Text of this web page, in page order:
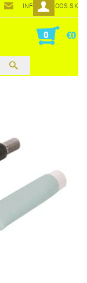
INFO@POLOOS.SK
0 €0